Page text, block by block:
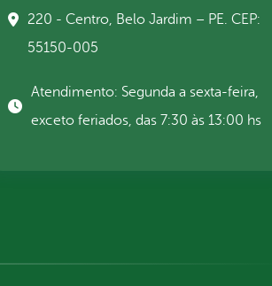
220 - Centro, Belo Jardim – PE. CEP:
55150-005
Atendimento: Segunda a sexta-feira,
exceto feriados, das 7:30 às 13:00 hs